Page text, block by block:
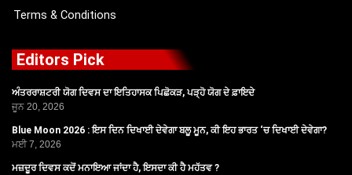
Terms & Conditions
Editors Pick
ਅੰਤਰਰਾਸ਼ਟਰੀ ਯੋਗ ਦਿਵਸ ਦਾ ਇਤਿਹਾਸਕ ਪਿਛੋਕੜ, ਪੜ੍ਹੋ ਯੋਗ ਦੇ ਫ਼ਾਇਦੇ
ਜੂਨ 20, 2026
Blue Moon 2026 : ਇਸ ਦਿਨ ਦਿਖਾਈ ਦੇਵੇਗਾ ਬਲੂ ਮੂਨ, ਕੀ ਇਹ ਭਾਰਤ ‘ਚ ਦਿਖਾਈ ਦੇਵੇਗਾ?
ਮਈ 7, 2026
ਮਜ਼ਦੂਰ ਦਿਵਸ ਕਦੋਂ ਮਨਾਇਆ ਜਾਂਦਾ ਹੈ, ਇਸਦਾ ਕੀ ਹੈ ਮਹੱਤਵ ?